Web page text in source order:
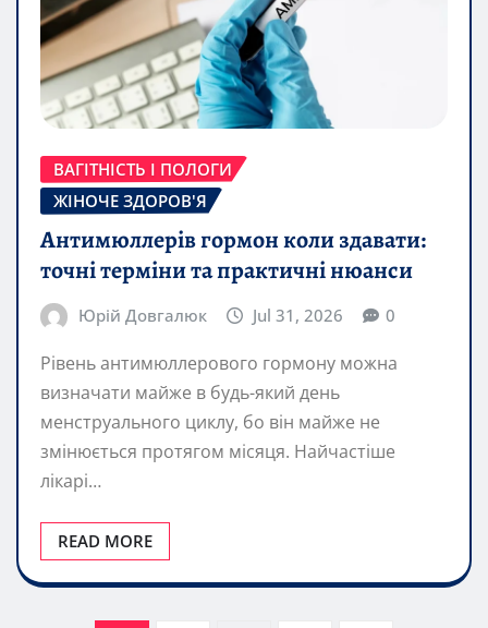
ВАГІТНІСТЬ І ПОЛОГИ
ЖІНОЧЕ ЗДОРОВ'Я
Антимюллерів гормон коли здавати:
точні терміни та практичні нюанси
Юрій Довгалюк Jul 31, 2026 0
Рівень антимюллерового гормону можна
визначати майже в будь-який день
менструального циклу, бо він майже не
змінюється протягом місяця. Найчастіше
лікарі…
READ MORE